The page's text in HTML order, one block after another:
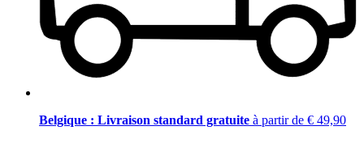
Belgique : Livraison standard gratuite à partir de € 49,90